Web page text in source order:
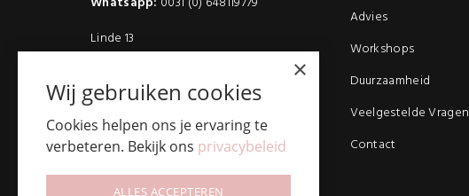
Linde 13
5509 NH Veldhoven
Advies
Workshops
Duurzaamheid
Veelgestelde Vragen
Contact
×
Wij gebruiken cookies
Cookies helpen ons je ervaring te
verbeteren. Bekijk ons privacybeleid
ALLES ACCEPTEREN